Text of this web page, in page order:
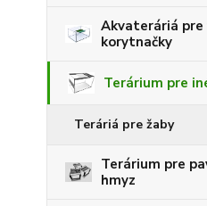
Akvateráriá pre
korytnačky
Terárium pre
Teráriá pre žaby
Terárium pre
hmyz